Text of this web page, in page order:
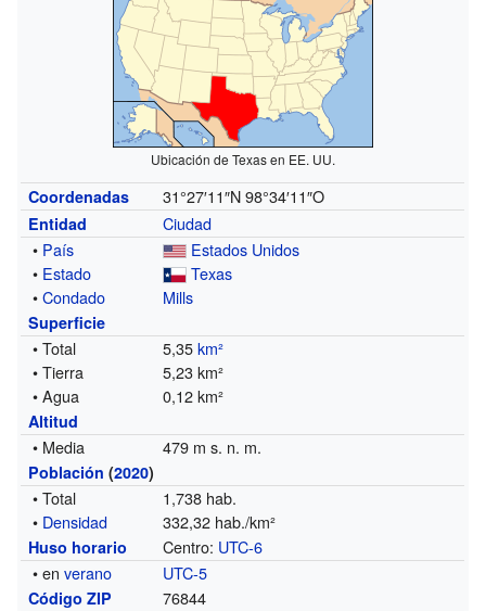
Ubicación de Texas en EE. UU.
Coordenadas 31°27′11″N 98°34′11″O
Entidad
Ciudad
• País
Estados Unidos
• Estado
Texas
•Condado Mills
Superficie
• Total 5,35km²
• Tierra
5,23 km²
• Agua
0,12 km²
Altitud
• Media 479 m s. n. m.
Población (2020)
• Total
1,738 hab.
• Densidad 332,32 hab./km²
Huso horario Centro: UTC-6
• enverano UTC-5
Código ZIP 76844